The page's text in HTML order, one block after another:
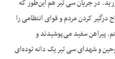
در جریان سی تیر هم این‌طور که
کردن مردم و قوای انتظامی را
پیراهن سفید می‌پوشیدند و
و شهدای سی تیر یک دانه توده‌ای